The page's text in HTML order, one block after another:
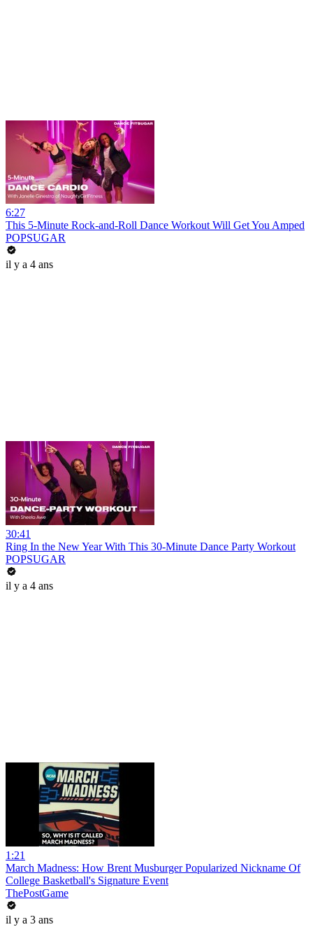
6:27
This 5-Minute Rock-and-Roll Dance Workout Will Get You Amped
POPSUGAR
il y a 4 ans
30:41
Ring In the New Year With This 30-Minute Dance Party Workout
POPSUGAR
il y a 4 ans
1:21
March Madness: How Brent Musburger Popularized Nickname Of
College Basketball's Signature Event
ThePostGame
il y a 3 ans